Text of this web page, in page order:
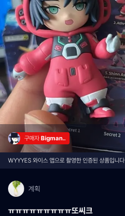
구매자 Bigman..
WYYYES 와이스 앱으로 촬영한 인증된 상품입니다
계획
ㅠㅠㅠㅠㅠㅠㅠㅠㅠ또씨크